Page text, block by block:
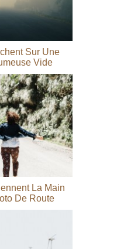
Sur Une
Vide
La Main
De Route